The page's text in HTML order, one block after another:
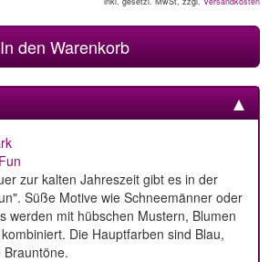
In den Warenkorb
zur kalten Jahreszeit gibt es in der
Süße Motive wie Schneemänner oder
werden mit hübschen Mustern, Blumen
Die Hauptfarben sind Blau,
Brauntöne.